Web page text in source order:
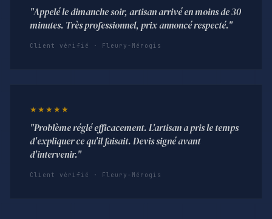
"Appelé le dimanche soir, artisan arrivé en moins de 30
minutes. Très professionnel, prix annoncé respecté."
Client vérifié · Fleury-Mérogis
★★★★★
"Problème réglé efficacement. L'artisan a pris le temps
d'expliquer ce qu'il faisait. Devis signé avant
d'intervenir."
Client vérifié · Fleury-Mérogis